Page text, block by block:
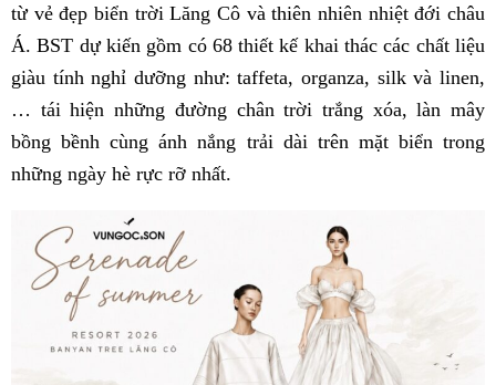
từ vẻ đẹp biển trời Lăng Cô và thiên nhiên nhiệt đới châu
Á. BST dự kiến gồm có 68 thiết kế khai thác các chất liệu
giàu tính nghỉ dưỡng như: taffeta, organza, silk và linen,
… tái hiện những đường chân trời trắng xóa, làn mây
bồng bềnh cùng ánh nắng trải dài trên mặt biển trong
những ngày hè rực rỡ nhất.